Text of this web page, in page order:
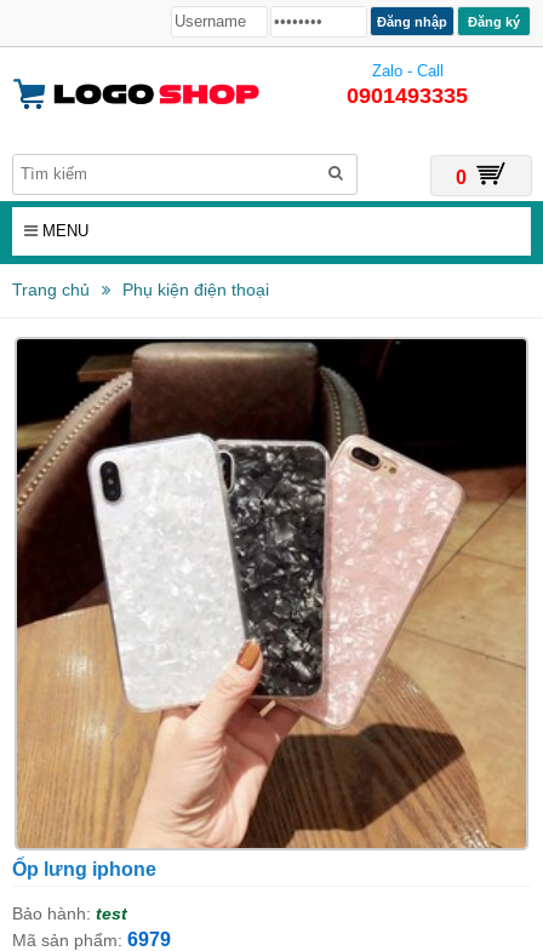
Đăng ký
Zalo - Call
0901493335
0
MENU
Trang chủ Phụ kiện điện thoại
Ốp lưng iphone
Bảo hành: test
Mã sản phẩm: 6979